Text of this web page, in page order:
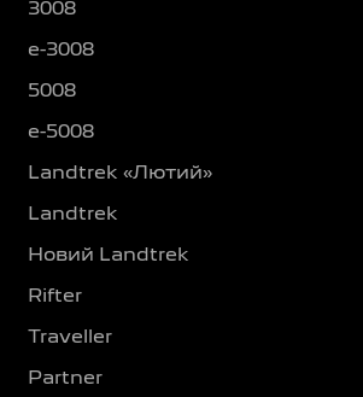
3008
e-3008
5008
e-5008
Landtrek «Лютий»
Landtrek
Новий Landtrek
Rifter
Traveller
Partner